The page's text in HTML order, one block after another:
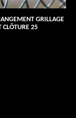
GRILLAGE
CLÔTURE 25